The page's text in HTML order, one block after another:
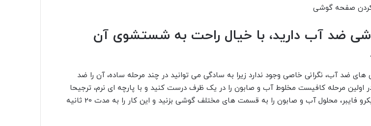
ضد آب دارید، با خیال راحت به شستشوی آن
ضد آب، نگرانی خاصی وجود ندارد زیرا به سادگی می توانید در چند مرحله ساده، آن را ضد
اولین مرحله کافیست مخلوط آب و صابون را در یک ظرف درست کنید و با پارچه ای نرم، ترجیحا
پارچه های میکرو فایبر، محلول آب و صابون را به قسمت های مختلف گوشی بزنید و این کار را به مدت 20 ثانیه